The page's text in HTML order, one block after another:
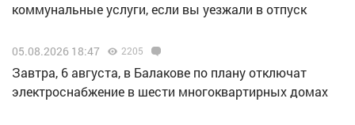
коммунальные услуги, если вы уезжали в отпуск
05.08.2026 18:47 2205
Завтра, 6 августа, в Балакове по плану отключат
электроснабжение в шести многоквартирных домах